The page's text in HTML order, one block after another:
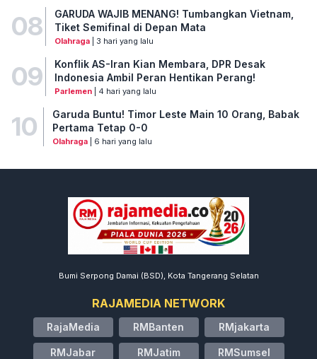
08
GARUDA WAJIB MENANG! Tumbangkan Vietnam,
Tiket Semifinal di Depan Mata
Olahraga| 3 hari yang lalu
09
Konflik AS-Iran Kian Membara, DPR Desak
Indonesia Ambil Peran Hentikan Perang!
Parlemen| 4 hari yang lalu
10
Garuda Buntu! Timor Leste Main 10 Orang, Babak
Pertama Tetap 0-0
Olahraga| 6 hari yang lalu
Bumi Serpong Damai (BSD), Kota Tangerang Selatan
RAJAMEDIA NETWORK
RajaMedia RMBanten RMjakarta
RMJabar RMJatim RMSumsel